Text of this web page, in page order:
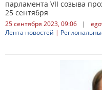
парламента VII созыва
25 сентября
25 сентября 2023, 09:06 |
Лента новостей |